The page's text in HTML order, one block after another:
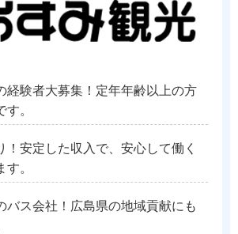
経験者大募集！定年年齢以上の方
。
！安定した収入で、安心して働く
。
バス会社！広島県の地域貢献にも